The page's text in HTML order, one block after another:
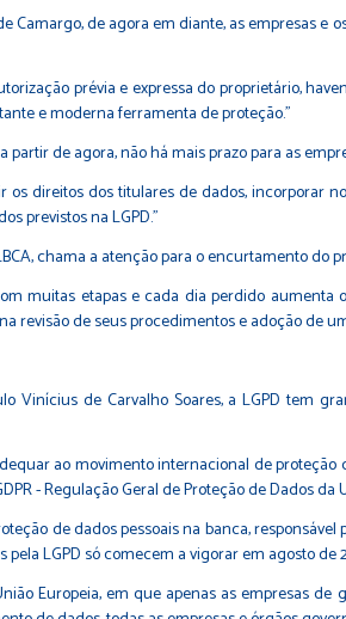
Camargo, de agora em diante, as empresas
prévia e expressa do proprietário,
e moderna ferramenta de proteção."
partir de agora, não há mais prazo para as
direitos dos titulares de dados,
previstos na LGPD."
chama a atenção para o encurtamento
muitas etapas e cada dia perdido
revisão de seus procedimentos e adoção de
Vinícius de Carvalho Soares, a LGPD
ao movimento internacional de
- Regulação Geral de Proteção de Dados
de dados pessoais na banca,
LGPD só comecem a vigorar em agosto
Europeia, em que apenas as empresas